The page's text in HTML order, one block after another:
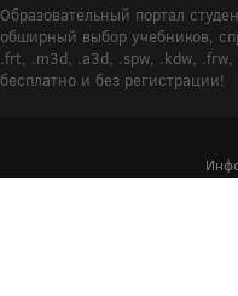
Образовательный портал
обширный выбор учебников,
.frt, .m3d, .a3d, .spw, .kdw, .frw,
бесплатно и без регистрации!